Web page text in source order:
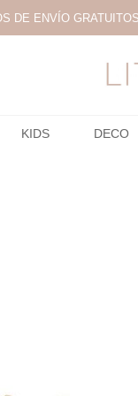
DE ENVÍO
KIDS DECO